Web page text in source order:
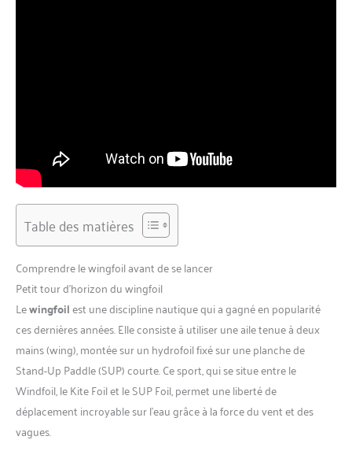
Table des matières
Comprendre le wingfoil avant de se lancer
Petit tour d’horizon du wingfoil
Lewingfoilest une discipline nautique qui a gagné en popularité
ces dernières années. Elle consiste à utiliser une aile tenue à deux
mains (wing), montée sur un hydrofoil fixé sur une planche de
Stand-Up Paddle (SUP) courte. Ce sport, qui se situe entre le
Windfoil, le Kite Foil et le SUP Foil, permet une liberté de
déplacement incroyable sur l’eau grâce à la force du vent et des
vagues.